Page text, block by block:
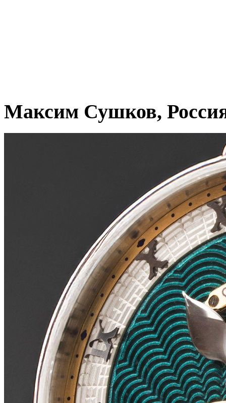
Максим Сушков,